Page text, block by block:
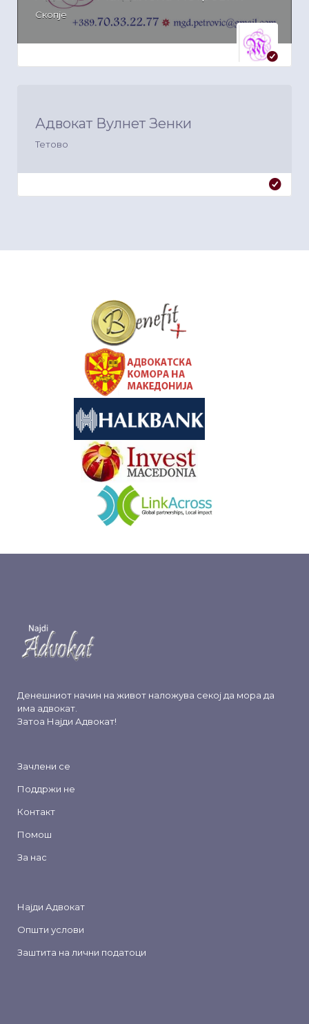
Скопје
Адвокат Вулнет Зенки
Тетово
Денешниот начин на живот наложува секој да мора да
има адвокат.
Затоа Најди Адвокат!
Зачлени се
Поддржи не
Контакт
Помош
За нас
Најди Адвокат
Општи услови
Заштита на лични податоци